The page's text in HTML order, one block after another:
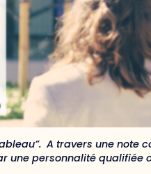
A travers une note
une personnalité qualifiée